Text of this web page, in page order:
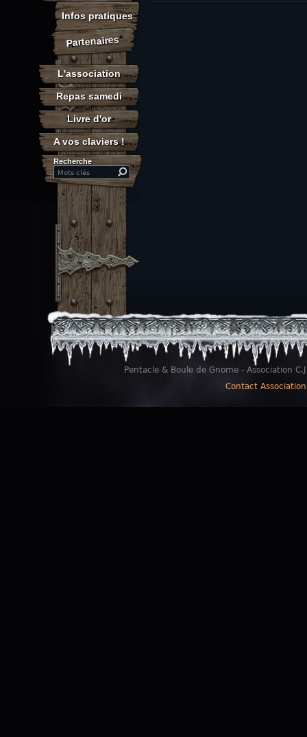
Infos pratiques
Partenaires
L'association
Repas samedi
Livre d'or
A vos claviers !
Recherche
Search this site
Pentacle & Boule de Gnome - Association
Contact Association